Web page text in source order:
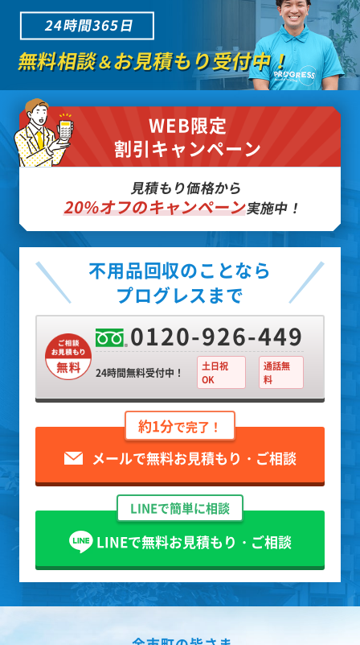
24時間365日
無料相談＆お見積もり受付中！
WEB限定
割引キャンペーン
見積もり価格から
20%オフのキャンペーン実施中！
不用品回収のことなら
プログレスまで
0120-926-449
土日祝
OK
通話無
料
約1分で完了！
メールで無料お見積もり・ご相談
LINEで簡単に相談
LINEで無料お見積もり・ご相談